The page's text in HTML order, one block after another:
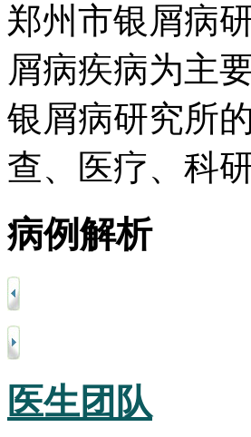
郑州市银屑病
屑病疾病为主
银屑病研究所
查、医疗、科
病例解析
医生团队